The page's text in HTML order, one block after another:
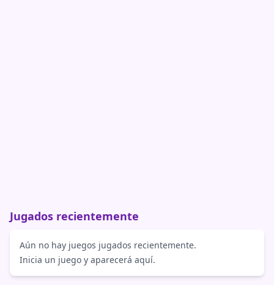
Jugados recientemente
Aún no hay juegos jugados recientemente.
Inicia un juego y aparecerá aquí.